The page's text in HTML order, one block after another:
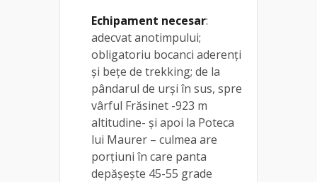
Echipament necesar:
adecvat anotimpului;
obligatoriu bocanci aderenți
și bețe de trekking; de la
pândarul de urși în sus, spre
vârful Frăsinet -923 m
altitudine- și apoi la Poteca
lui Maurer – culmea are
porțiuni în care panta
depășește 45-55 grade